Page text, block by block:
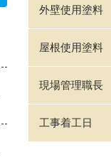
外壁使用塗料
屋根使用塗料
現場管理職長
工事着工日